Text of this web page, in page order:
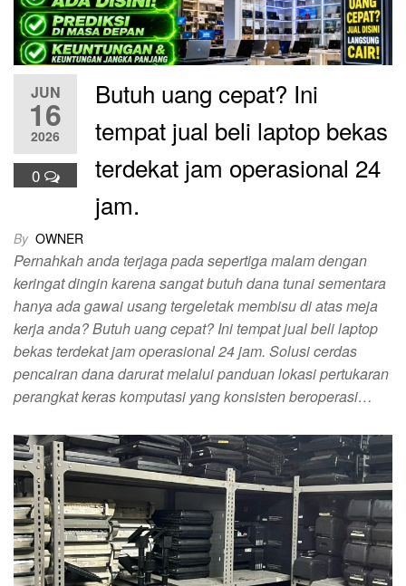
JUN
16
2026
0
Butuh uang cepat? Ini
tempat jual beli laptop bekas
terdekat jam operasional 24
jam.
By OWNER
Pernahkah anda terjaga pada sepertiga malam dengan
keringat dingin karena sangat butuh dana tunai sementara
hanya ada gawai usang tergeletak membisu di atas meja
kerja anda? Butuh uang cepat? Ini tempat jual beli laptop
bekas terdekat jam operasional 24 jam. Solusi cerdas
pencairan dana darurat melalui panduan lokasi pertukaran
perangkat keras komputasi yang konsisten beroperasi…